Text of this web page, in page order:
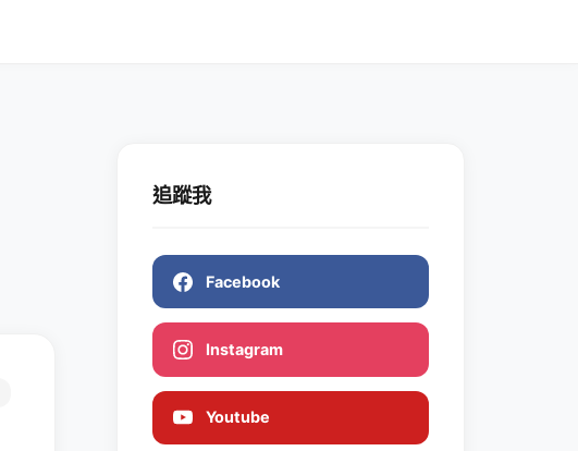
追蹤我
Facebook
Instagram
Youtube